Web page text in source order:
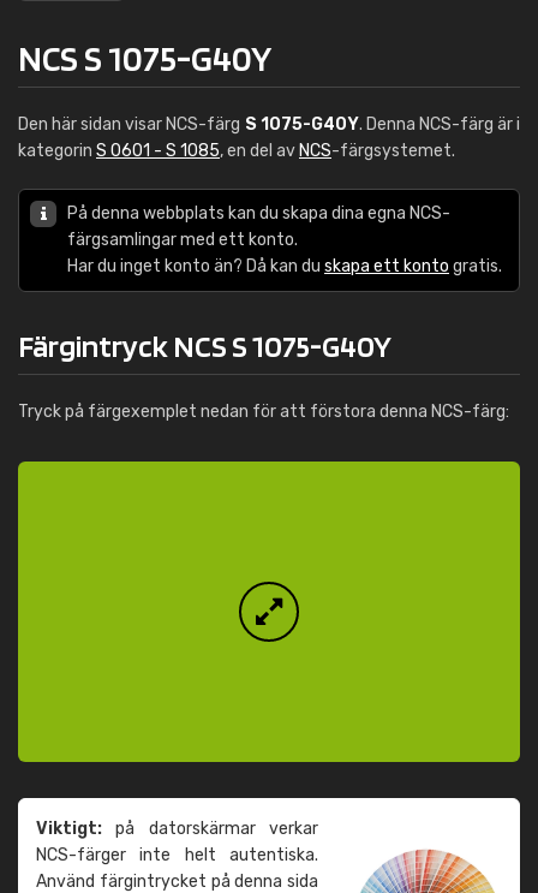
NCS S 1075-G40Y
Den här sidan visar NCS-färg S 1075-G40Y. Denna NCS-färg är i
kategorin S 0601 - S 1085, en del av NCS-färgsystemet.
På denna webbplats kan du skapa dina egna NCS-
färgsamlingar med ett konto.
Har du inget konto än? Då kan du skapa ett konto gratis.
Färgintryck NCS S 1075-G40Y
Tryck på färgexemplet nedan för att förstora denna NCS-färg:
Viktigt: på datorskärmar verkar
NCS-färger inte helt autentiska.
Använd färgintrycket på denna sida